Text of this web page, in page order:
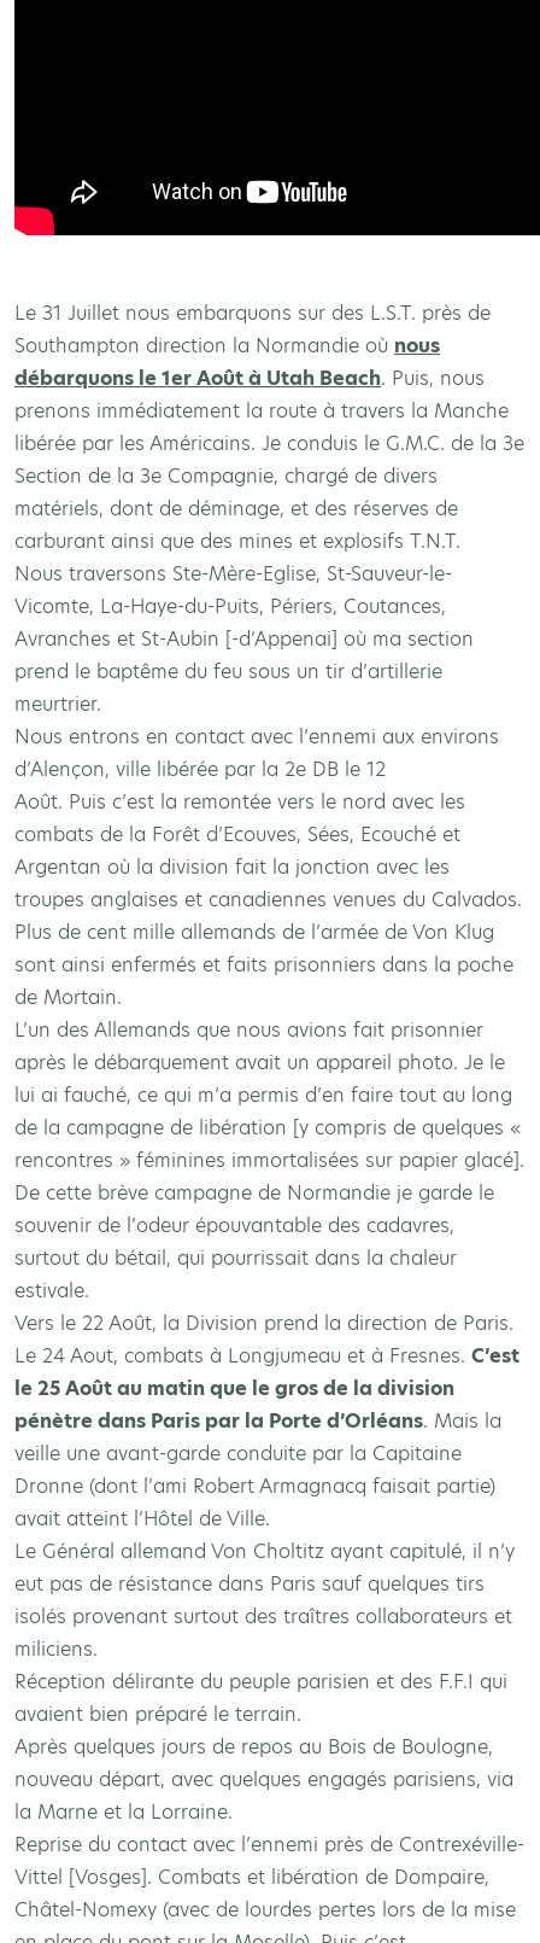
Le 31 Juillet nous embarquons sur des L.S.T. près de
Southampton direction la Normandie où nous
débarquons le 1er Août à Utah Beach. Puis, nous
prenons immédiatement la route à travers la Manche
libérée par les Américains. Je conduis le G.M.C. de la 3e
Section de la 3e Compagnie, chargé de divers
matériels, dont de déminage, et des réserves de
carburant ainsi que des mines et explosifs T.N.T.
Nous traversons Ste-Mère-Eglise, St-Sauveur-le-
Vicomte, La-Haye-du-Puits, Périers, Coutances,
Avranches et St-Aubin [-d’Appenai] où ma section
prend le baptême du feu sous un tir d’artillerie
meurtrier.
Nous entrons en contact avec l’ennemi aux environs
d’Alençon, ville libérée par la 2e DB le 12
Août. Puis c’est la remontée vers le nord avec les
combats de la Forêt d’Ecouves, Sées, Ecouché et
Argentan où la division fait la jonction avec les
troupes anglaises et canadiennes venues du Calvados.
Plus de cent mille allemands de l’armée de Von Klug
sont ainsi enfermés et faits prisonniers dans la poche
de Mortain.
L’un des Allemands que nous avions fait prisonnier
après le débarquement avait un appareil photo. Je le
lui ai fauché, ce qui m’a permis d’en faire tout au long
de la campagne de libération [y compris de quelques «
rencontres » féminines immortalisées sur papier glacé].
De cette brève campagne de Normandie je garde le
souvenir de l’odeur épouvantable des cadavres,
surtout du bétail, qui pourrissait dans la chaleur
estivale.
Vers le 22 Août, la Division prend la direction de Paris.
Le 24 Aout, combats à Longjumeau et à Fresnes. C’est
le 25 Août au matin que le gros de la division
pénètre dans Paris par la Porte d’Orléans. Mais la
veille une avant-garde conduite par la Capitaine
Dronne (dont l’ami Robert Armagnacq faisait partie)
avait atteint l’Hôtel de Ville.
Le Général allemand Von Choltitz ayant capitulé, il n’y
eut pas de résistance dans Paris sauf quelques tirs
isolés provenant surtout des traîtres collaborateurs et
miliciens.
Réception délirante du peuple parisien et des F.F.I qui
avaient bien préparé le terrain.
Après quelques jours de repos au Bois de Boulogne,
nouveau départ, avec quelques engagés parisiens, via
la Marne et la Lorraine.
Reprise du contact avec l’ennemi près de Contrexéville-
Vittel [Vosges]. Combats et libération de Dompaire,
Châtel-Nomexy (avec de lourdes pertes lors de la mise